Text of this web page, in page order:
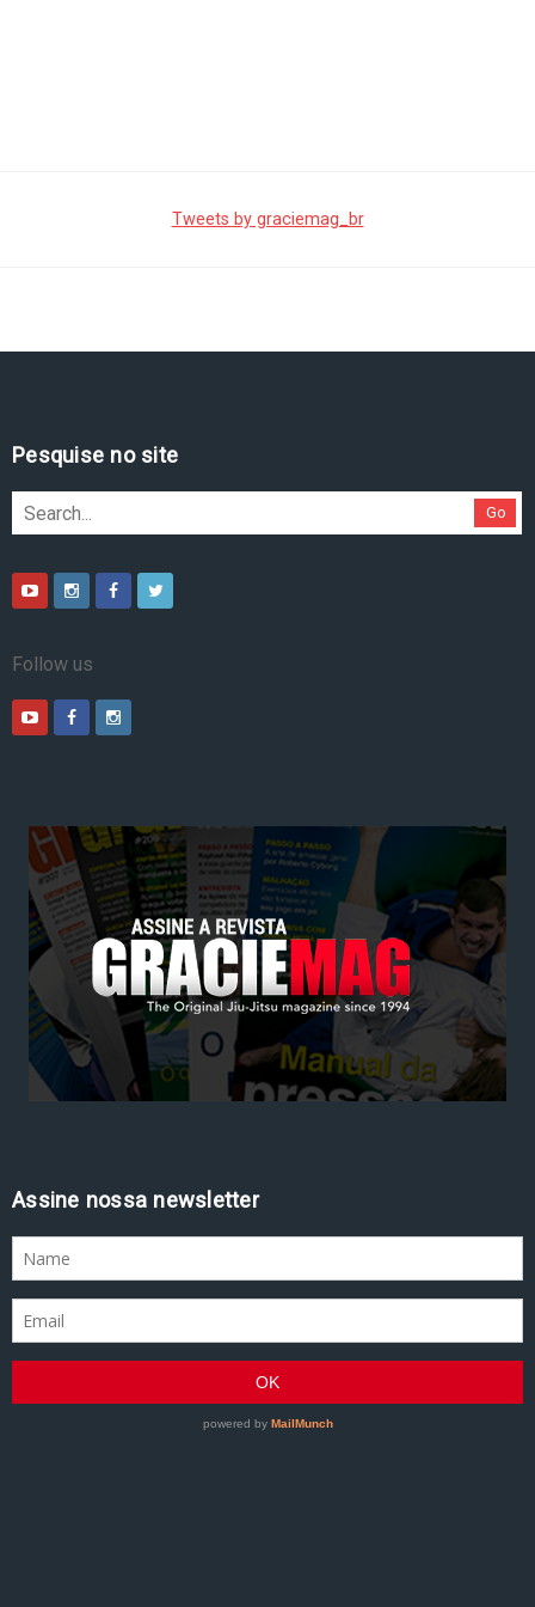
Tweets by graciemag_br
Pesquise no site
Go
Follow us
Assine nossa newsletter